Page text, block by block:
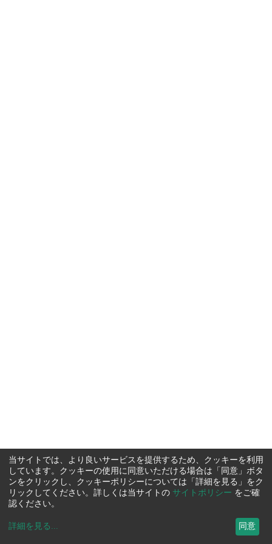
当サイトでは、より良いサービスを提供するため、クッキーを利用
しています。クッキーの使用に同意いただける場合は「同意」ボタ
ンをクリックし、クッキーポリシーについては「詳細を見る」をク
リックしてください。詳しくは当サイトの サイトポリシー をご確
認ください。
詳細を見る ... 同意